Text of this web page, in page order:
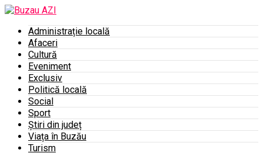
Administrație locală
Afaceri
Cultură
Eveniment
Exclusiv
Politică locală
Social
Sport
Știri din județ
Viața în Buzău
Turism